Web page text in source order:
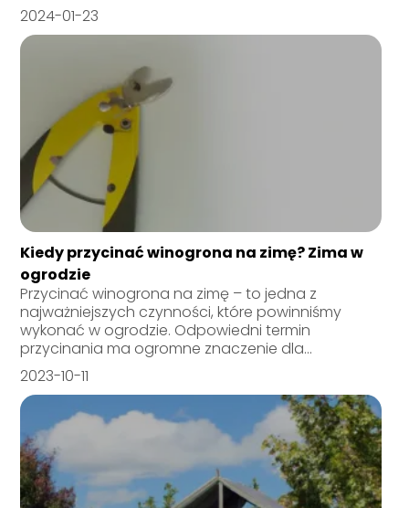
2024-01-23
Kiedy przycinać winogrona na zimę? Zima w
ogrodzie
Przycinać winogrona na zimę – to jedna z
najważniejszych czynności, które powinniśmy
wykonać w ogrodzie. Odpowiedni termin
przycinania ma ogromne znaczenie dla...
2023-10-11